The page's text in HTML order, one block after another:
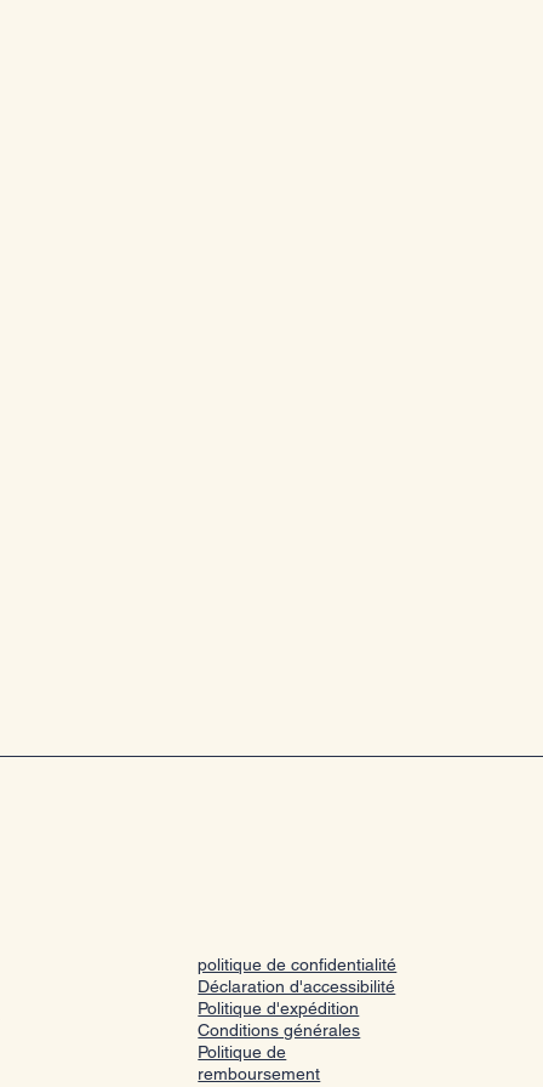
politique de confidentialité
Déclaration d'accessibilité
Politique d'expédition
Conditions générales
Politique de
remboursement